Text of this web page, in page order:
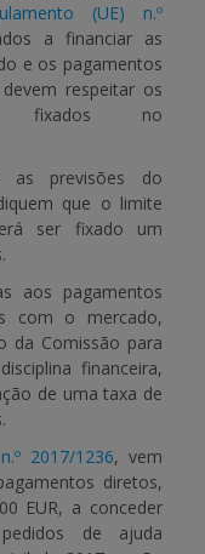
(UE) n.º
a financiar as
e os pagamentos
respeitar os
fixados no
as previsões do
que o limite
ser fixado um
aos pagamentos
com o mercado,
da Comissão para
financeira,
de uma taxa de
2017/1236, vem
diretos,
EUR, a conceder
de ajuda